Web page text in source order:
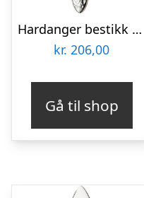
Hardanger bestikk Nina Kagespade
kr. 206,00
Gå til shop